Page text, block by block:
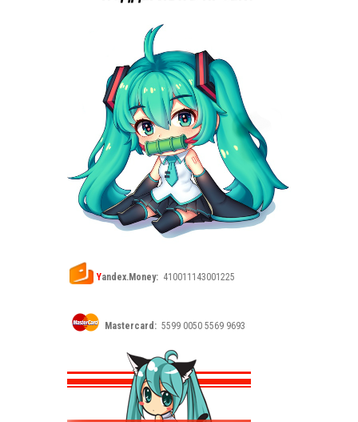
Yandex.Money: 410011143001225
Mastercard: 5599 0050 5569 9693